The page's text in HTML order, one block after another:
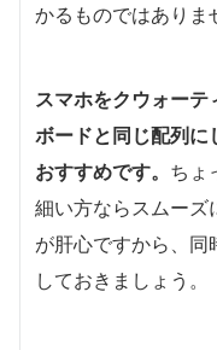
かるものではありま
スマホをクウォー
ボードと同じ配列に
おすすめです。 ちょ
細い方ならスムーズ
が肝心ですから、同
しておきましょう。